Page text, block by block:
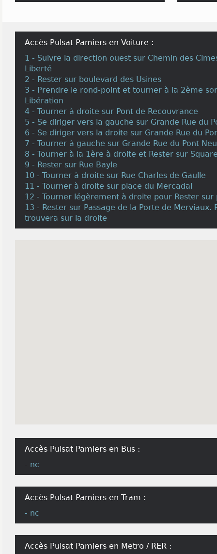
Accès Pulsat Pamiers en Voiture :
1 - Suivre la direction ouest sur Chemin des
Liberté
2 - Rester sur boulevard des Usines
3 - Prendre le rond-point et tourner à la 2ème
Libération
4 - Tourner à droite sur Pont de Recouvrance
5 - Se diriger vers la gauche sur Grande Rue du
6 - Se diriger vers la droite sur Grande Rue du
7 - Tourner à gauche sur Grande Rue du Pont
8 - Tourner à la 1ère à droite et Rester sur
9 - Rester sur Rue Bayle
10 - Tourner à droite sur Rue Charles de Gaulle
11 - Tourner à droite sur place du Mercadal
12 - Tourner légèrement à droite pour Rester sur
13 - Rester sur Passage de la Porte de Merviaux.
trouvera sur la droite
Accès Pulsat Pamiers en Bus :
- nc
Accès Pulsat Pamiers en Tram :
- nc
Accès Pulsat Pamiers en Metro / RER :